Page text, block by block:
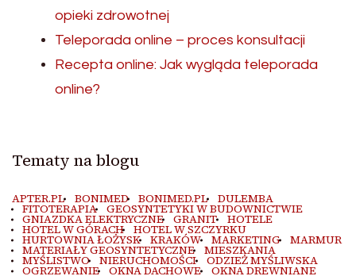
opieki zdrowotnej
Teleporada online – proces konsultacji
Recepta online: Jak wygląda teleporada
online?
Tematy na blogu
APTER.PL BONIMED BONIMED.PL DULEMBA
FITOTERAPIA GEOSYNTETYKI W BUDOWNICTWIE
GNIAZDKA ELEKTRYCZNE GRANIT HOTELE
HOTEL W GÓRACH HOTEL W SZCZYRKU
HURTOWNIA ŁOŻYSK KRAKÓW MARKETING MARMUR
MATERIAŁY GEOSYNTETYCZNE MIESZKANIA
MYŚLISTWO NIERUCHOMOŚCI ODZIEŻ MYŚLIWSKA
OGRZEWANIE OKNA DACHOWE OKNA DREWNIANE